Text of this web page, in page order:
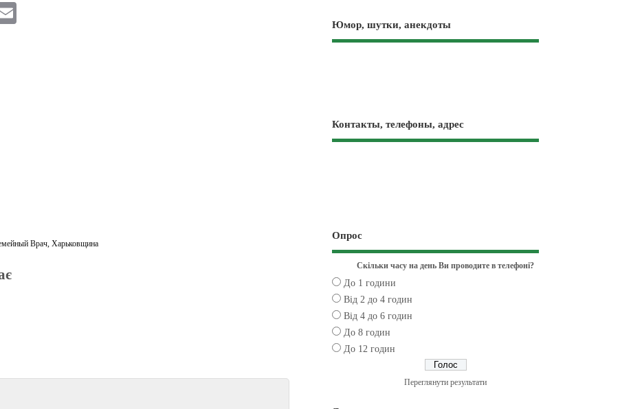
Врач,Харьковщина
Юмор, шутки, анекдоты
Контакты, телефоны, адрес
Опрос
Скільки часу на день Ви проводите в телефоні?
До 1 години
Від 2 до 4 годин
Від 4 до 6 годин
До 8 годин
До 12 годин
Переглянути результати